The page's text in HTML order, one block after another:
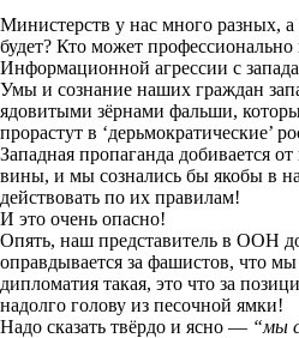
Министерств у нас много разных, а
будет? Кто может профессионально
Информационной агрессии с
Умы и сознание наших граждан
ядовитыми зёрнами фальши,
прорастут в ‘дерьмократические’
Западная пропаганда добивается
вины, и мы сознались бы якобы в
действовать по их правилам!
И это очень опасно!
Опять, наш представитель в ООН
оправдывается за фашистов, что
дипломатия такая, это что за
надолго голову из песочной ямки!
Надо сказать твёрдо и ясно — “мы